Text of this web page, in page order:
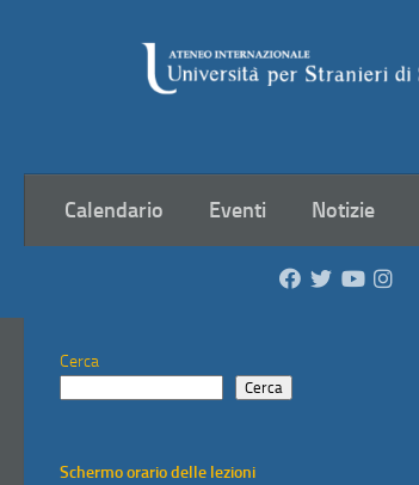
Calendario Eventi Notizie
Cerca
Cerca
Schermo orario delle lezioni